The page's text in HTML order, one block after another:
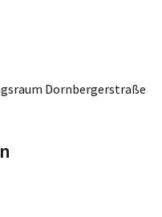
Dornbergerstraße